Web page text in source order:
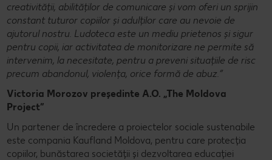
creativității, abilităților de comunicare și vom oferi un sprijin
constant tuturor copiilor și adulților care au nevoie de
ajutorul nostru. Ludoteca este un mediu prietenos și sigur
pentru copii, iar activitatea de monitorizare ne permite să
intervenim, la necesitate, pentru a preveni situațiile de risc
precum abandonul, violența, orice formă de abuz.”
Victoria Morozov preşedinte A.O. „The Moldova
Project”
Un partener de încredere a proiectelor sociale sustenabile
este compania Kaufland Moldova, pentru care protecția
copiilor, bunăstarea societății și dezvoltarea educației